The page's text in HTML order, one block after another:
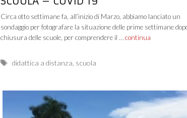
Circa otto settimane fa, all’inizio di Marzo, abbiamo lanciato un
sondaggio per fotografare la situazione delle prime settimane
chiusura delle scuole, per comprendere il … continua
Tags
didattica a distanza scuola